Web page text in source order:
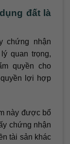
đất là
chứng nhận
quan trọng,
quyền cho
lợi hợp
này được bổ
chứng nhận
tài sản khác